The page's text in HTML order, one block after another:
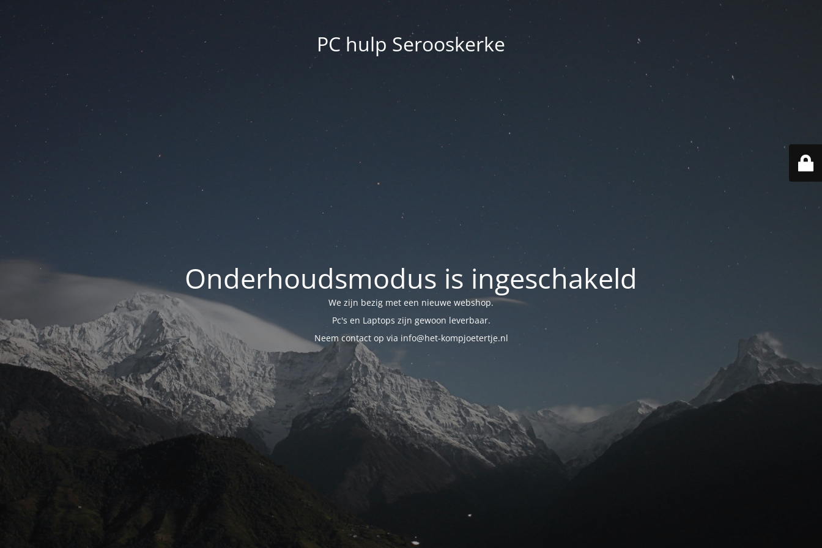
PC hulp Serooskerke
Onderhoudsmodus is ingeschakeld
We zijn bezig met een nieuwe webshop.
Pc's en Laptops zijn gewoon leverbaar.
Neem contact op via info@het-kompjoetertje.nl